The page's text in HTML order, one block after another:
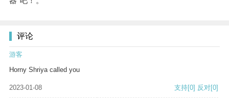
评论
游客
Horny Shriya called you
2023-01-08 支持[0] 反对[0]